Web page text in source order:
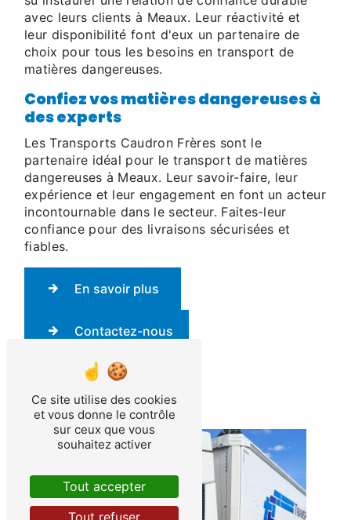
avec leurs clients à Meaux. Leur réactivité et
leur disponibilité font d'eux un partenaire de
choix pour tous les besoins en transport de
matières dangereuses.
Confiez vos matières dangereuses à
des experts
Les Transports Caudron Frères sont le
partenaire idéal pour le transport de matières
dangereuses à Meaux. Leur savoir-faire, leur
expérience et leur engagement en font un acteur
incontournable dans le secteur. Faites-leur
confiance pour des livraisons sécurisées et
fiables.
En savoir plus
Contactez-nous
Ce site utilise des cookies
et vous donne le contrôle
sur ceux que vous
souhaitez activer
Tout accepter
Tout refuser